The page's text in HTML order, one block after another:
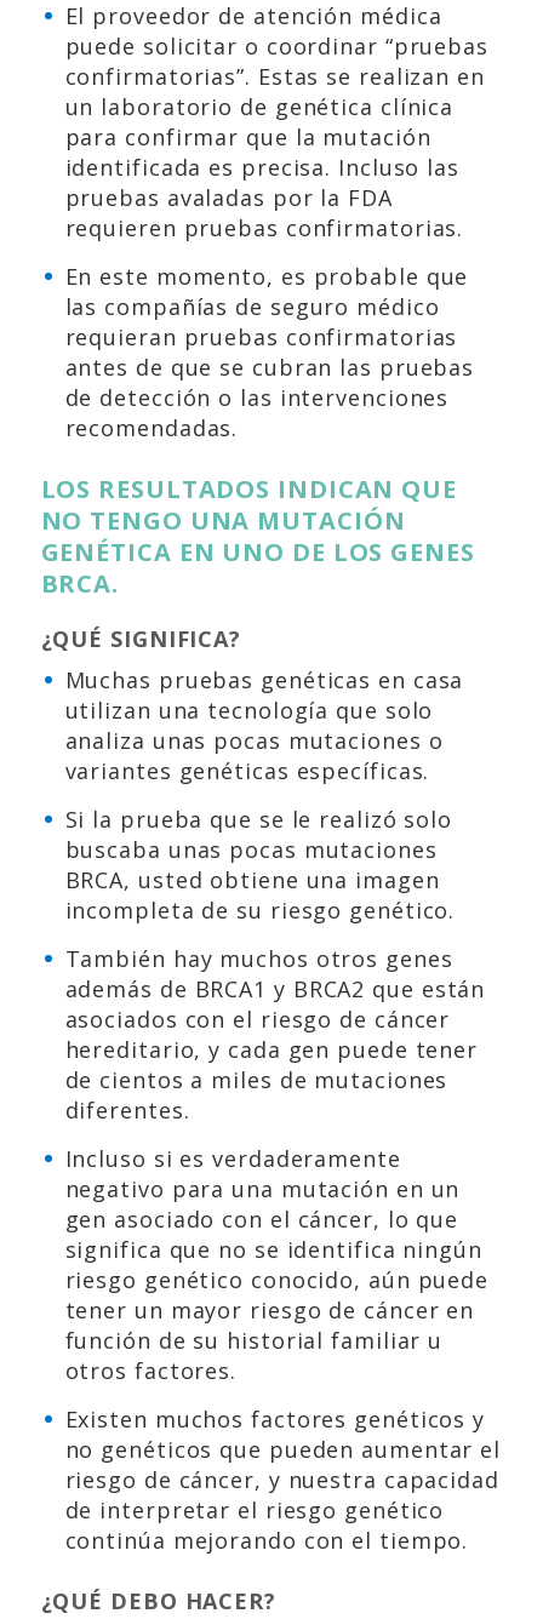
El proveedor de atención médica
puede solicitar o coordinar “pruebas
confirmatorias”. Estas se realizan en
un laboratorio de genética clínica
para confirmar que la mutación
identificada es precisa. Incluso las
pruebas avaladas por la FDA
requieren pruebas confirmatorias.
En este momento, es probable que
las compañías de seguro médico
requieran pruebas confirmatorias
antes de que se cubran las pruebas
de detección o las intervenciones
recomendadas.
LOS RESULTADOS INDICAN QUE
NO TENGO UNA MUTACIÓN
GENÉTICA EN UNO DE LOS GENES
BRCA.
¿QUÉ SIGNIFICA?
Muchas pruebas genéticas en casa
utilizan una tecnología que solo
analiza unas pocas mutaciones o
variantes genéticas específicas.
Si la prueba que se le realizó solo
buscaba unas pocas mutaciones
BRCA, usted obtiene una imagen
incompleta de su riesgo genético.
También hay muchos otros genes
además de BRCA1 y BRCA2 que están
asociados con el riesgo de cáncer
hereditario, y cada gen puede tener
de cientos a miles de mutaciones
diferentes.
Incluso si es verdaderamente
negativo para una mutación en un
gen asociado con el cáncer, lo que
significa que no se identifica ningún
riesgo genético conocido, aún puede
tener un mayor riesgo de cáncer en
función de su historial familiar u
otros factores.
Existen muchos factores genéticos y
no genéticos que pueden aumentar el
riesgo de cáncer, y nuestra capacidad
de interpretar el riesgo genético
continúa mejorando con el tiempo.
¿QUÉ DEBO HACER?